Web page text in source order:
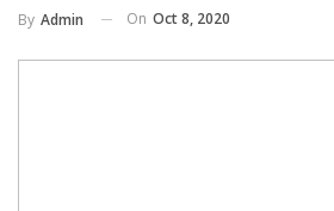
By Admin On Oct 8, 2020